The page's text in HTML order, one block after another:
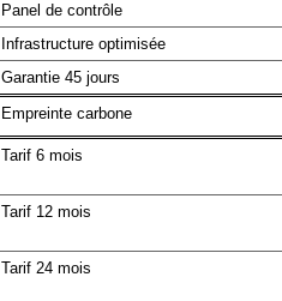
Panel de contrôle
Infrastructure optimisée
Garantie 45 jours
Empreinte carbone
Tarif 6 mois
Tarif 12 mois
Tarif 24 mois